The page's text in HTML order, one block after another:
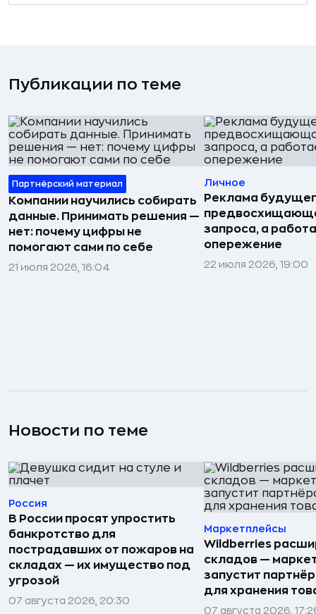
Публикации по теме
Партнёрский материал
Компании научились собирать
данные. Принимать решения —
нет: почему цифры не
помогают сами по себе
21 июля 2026, 16:04
Личное
Реклама
запроса, а
опережение
22 июля 2026, 19:00
Новости по теме
Россия
В России просят упростить
банкротство для
пострадавших от пожаров на
складах — их имущество под
угрозой
07 августа 2026, 20:30
Маркетплейсы
Wildberries
складов —
запустит
для хранения
07 августа 2026,